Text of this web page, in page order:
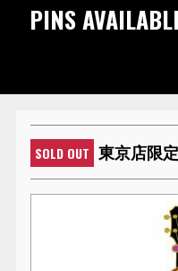
PINS
SOLD OUT 東京店限